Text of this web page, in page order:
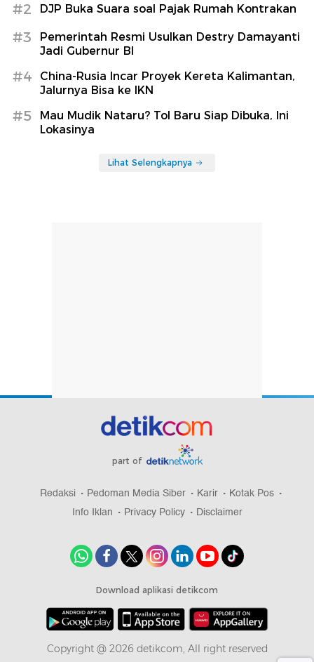
#2 DJP Buka Suara soal Pajak Rumah Kontrakan
#3
Pemerintah Resmi Usulkan Destry Damayanti
Jadi Gubernur BI
#4
China-Rusia Incar Proyek Kereta Kalimantan,
Jalurnya Bisa ke IKN
#5
Mau Mudik Nataru? Tol Baru Siap Dibuka, Ini
Lokasinya
Lihat Selengkapnya
part of
Redaksi Pedoman Media Siber Karir
Kotak Pos
Info Iklan
Privacy Policy Disclaimer
Download aplikasi detikcom
Copyright @ 2026 detikcom, All right reserved